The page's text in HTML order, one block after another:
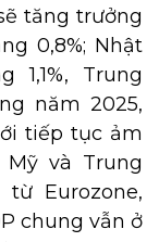
tăng trưởng
0,8%; Nhật
1,1%, Trung
năm 2025,
tiếp tục ảm
và Trung
Eurozone,
chung vẫn ở